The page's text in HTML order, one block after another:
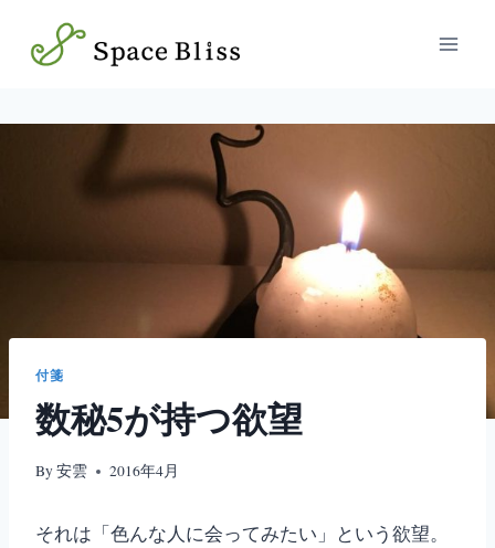
付箋
数秘5が持つ欲望
By安雲 2016年4月
それは「色んな人に会ってみたい」という欲望。